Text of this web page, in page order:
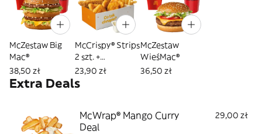
McZestaw Big
Mac®
38,50 zł
McCrispy® Strips
2 szt. +
McNuggets® 5
szt.
23,90 zł
McZestaw
WieśMac®
36,50 zł
Extra Deals
McWrap® Mango Curry
Deal
29,00 zł